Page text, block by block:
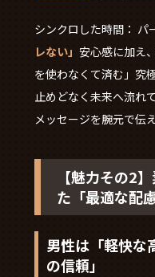
シンクロした時間： パ
レない」 安心感に加え
を使わなくて済む」究
止めどなく未来へ流れ
メッセージを腕元で伝
【魅力その2
た「最適な配慮
男性は「軽快な
の信頼」